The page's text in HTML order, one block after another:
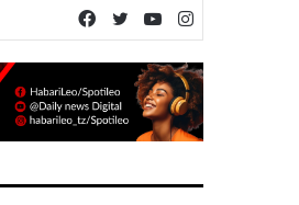
YouTube
Twitter
Facebook